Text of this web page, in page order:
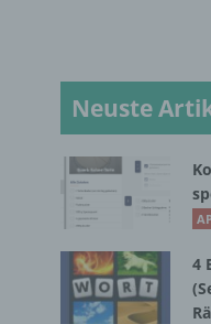
Neuste
4